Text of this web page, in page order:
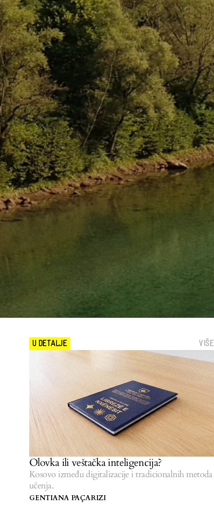
U DETALJE VIŠE
Olovka ili veštačka inteligencija?
Kosovo između digitalizacije i tradicionalnih metoda
učenja.
GENTIANA PAÇARIZI